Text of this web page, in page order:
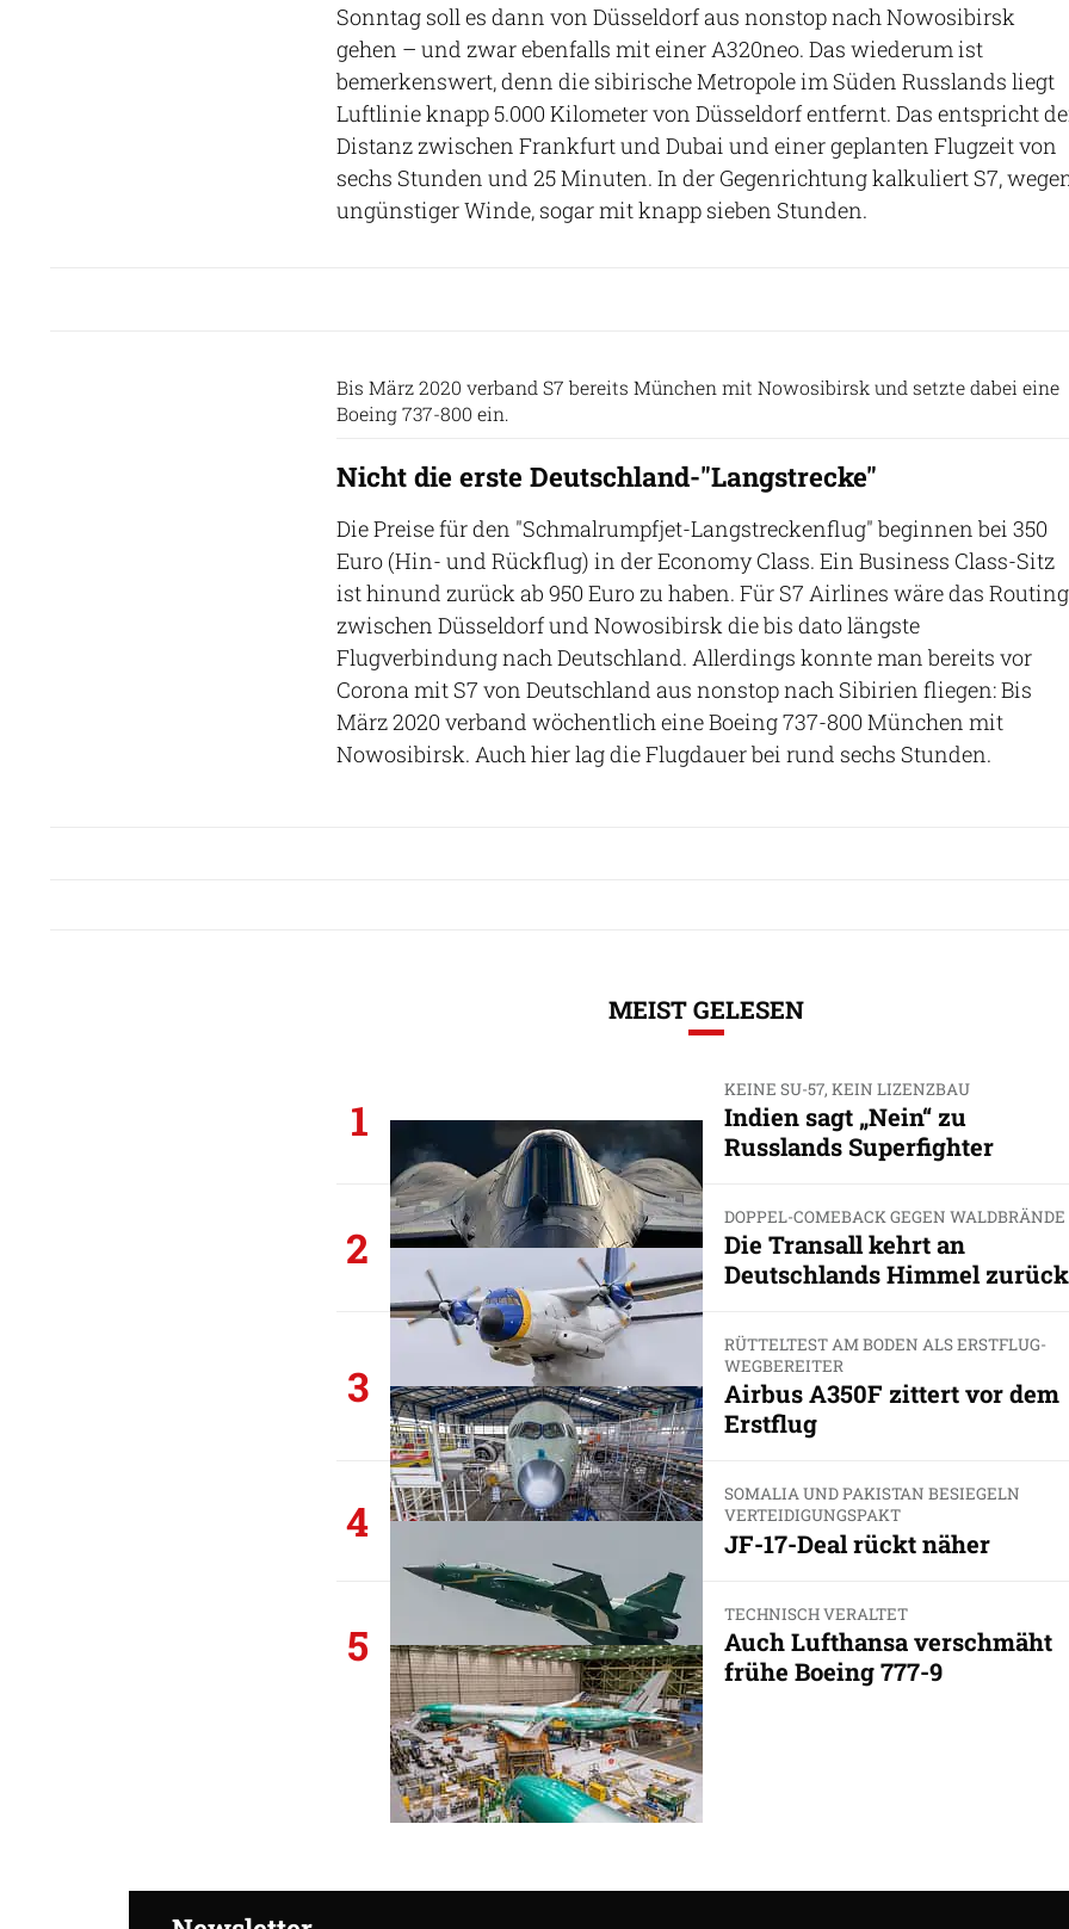
Sonntag soll es dann von Düsseldorf aus nonstop nach Nowosibirsk
gehen – und zwar ebenfalls mit einer A320neo. Das wiederum ist
bemerkenswert, denn die sibirische Metropole im Süden Russlands liegt
Luftlinie knapp 5.000 Kilometer von Düsseldorf entfernt. Das entspricht
Distanz zwischen Frankfurt und Dubai und einer geplanten Flugzeit von
sechs Stunden und 25 Minuten. In der Gegenrichtung kalkuliert S7,
ungünstiger Winde, sogar mit knapp sieben Stunden.
Bis März 2020 verband S7 bereits München mit Nowosibirsk und setzte dabei eine
Boeing 737-800 ein.
Nicht die erste Deutschland-"Langstrecke"
Die Preise für den "Schmalrumpfjet-Langstreckenflug" beginnen bei 350
Euro (Hin- und Rückflug) in der Economy Class. Ein Business Class-Sitz
ist hinund zurück ab 950 Euro zu haben. Für S7 Airlines wäre das Routing
zwischen Düsseldorf und Nowosibirsk die bis dato längste
Flugverbindung nach Deutschland. Allerdings konnte man bereits vor
Corona mit S7 von Deutschland aus nonstop nach Sibirien fliegen: Bis
März 2020 verband wöchentlich eine Boeing 737-800 München mit
Nowosibirsk. Auch hier lag die Flugdauer bei rund sechs Stunden.
MEIST GELESEN
1
KEINE SU-57, KEIN LIZENZBAU
Indien sagt „Nein“ zu
Russlands Superfighter
2
DOPPEL-COMEBACK GEGEN WALDBRÄNDE
Die Transall kehrt an
Deutschlands Himmel
3
RÜTTELTEST AM BODEN ALS ERSTFLUG-
WEGBEREITER
Airbus A350F zittert vor dem
Erstflug
4
SOMALIA UND PAKISTAN BESIEGELN
VERTEIDIGUNGSPAKT
JF-17-Deal rückt näher
5
TECHNISCH VERALTET
Auch Lufthansa verschmäht
frühe Boeing 777-9